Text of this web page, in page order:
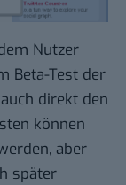
Nutzer
Beta-Test der
direkt den
können
aber
später